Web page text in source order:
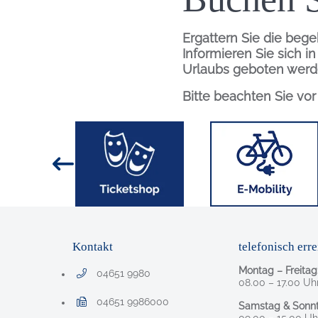
Ergattern Sie die
Informieren Sie sich
Urlaubs geboten
Bitte beachten Sie
Inhalt
Bild
Kontakt
04651 9980
Telefonnummer: 0 4 6 5 1 9 9 8 0
04651 9986000
Faxnummer: 0 4 6 5 1 9 9 8 6 0 0 0
telefonisch
Montag –
08.00 – 17.00
Samstag &